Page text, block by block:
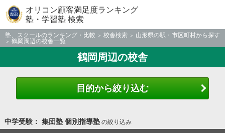
オリコン顧客満足度ランキング
塾・学習塾 検索
塾、スクールのランキング・比較 校舎検索
山形県の駅・市区町村から探す
鶴岡周辺の校舎一覧
鶴岡周辺の校舎
目的から絞り込む
中学受験： 集団塾 個別指導塾の絞り込み